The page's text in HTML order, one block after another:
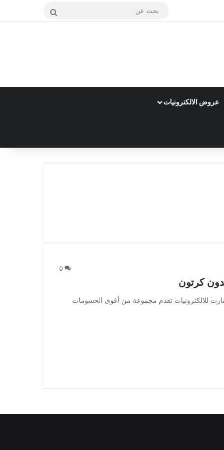
بحث
عروض الالكترونيات
0
كرتون
للالكترونيات تقدم مجموعة من أقوى الحسومات